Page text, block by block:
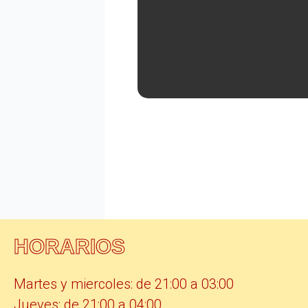
HORARIOS
Martes y miercoles: de 21:00 a 03:00
Jueves: de 21:00 a 04:00